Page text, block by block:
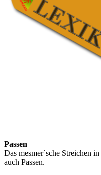
Passen
Das mesmer`sche Streichen
auch Passen.